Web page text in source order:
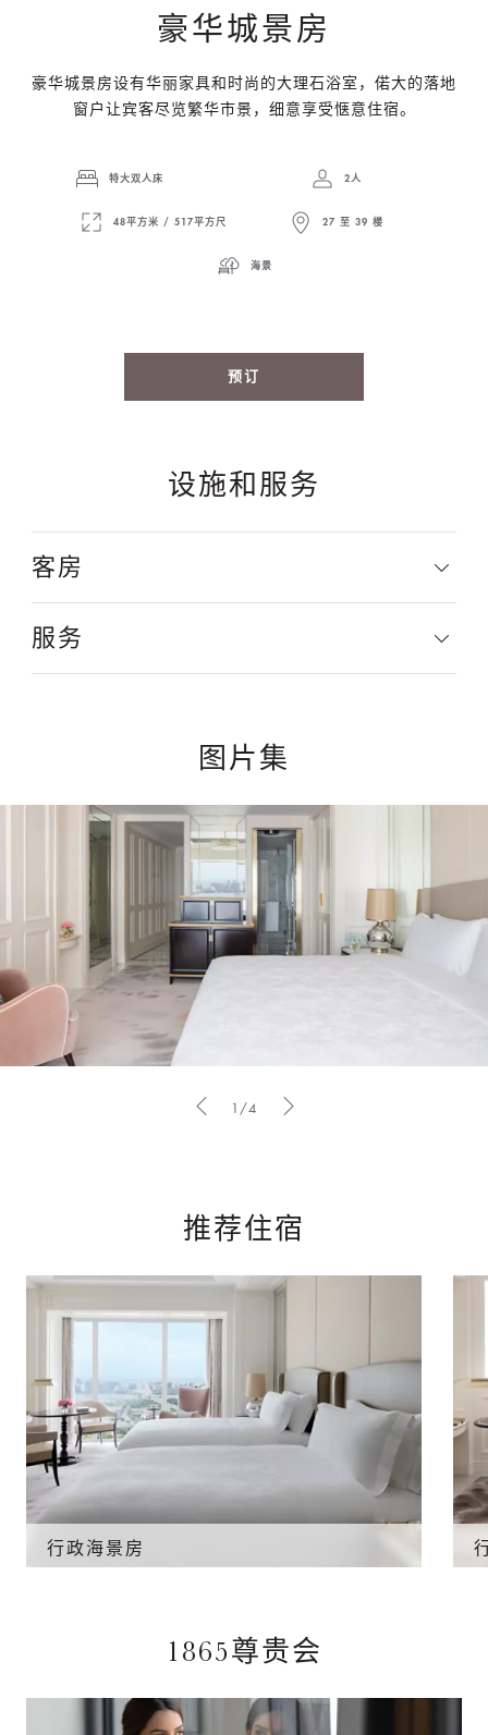
豪华城景房
豪华城景房设有华丽家具和时尚的大理石浴室，偌大的落地
窗户让宾客尽览繁华市景，细意享受惬意住宿。
特大双人床 2人
48平方米 / 517平方尺 27 至 39 楼
海景
预订
设施和服务
客房
服务
图片集
1/4
推荐住宿
行政海景房
1865尊贵会